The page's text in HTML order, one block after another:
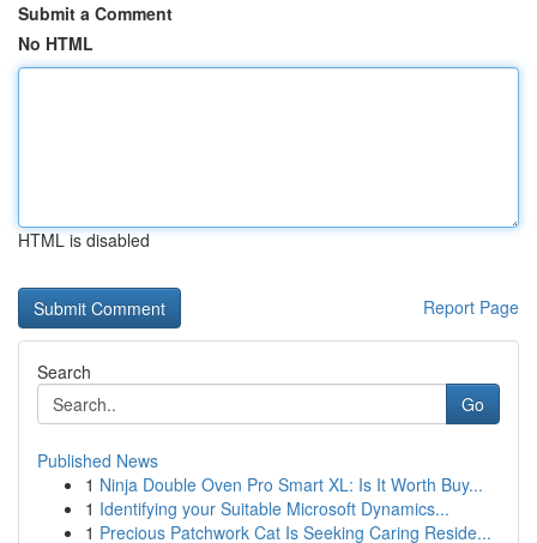
Submit a Comment
No HTML
HTML is disabled
Report Page
Search
Go
Published News
1 Ninja Double Oven Pro Smart XL: Is It Worth Buy...
1 Identifying your Suitable Microsoft Dynamics...
1 Precious Patchwork Cat Is Seeking Caring Reside...